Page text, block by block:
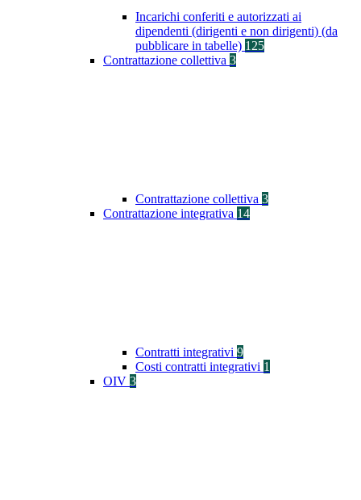
Incarichi conferiti e autorizzati ai
dipendenti (dirigenti e non dirigenti) (da
pubblicare in tabelle) 125
Contrattazione collettiva 3
Contrattazione collettiva 3
Contrattazione integrativa 14
Contratti integrativi 9
Costi contratti integrativi 1
OIV 3